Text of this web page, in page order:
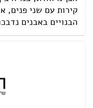
קירות עם שני פנים,
הבנויים באבנים